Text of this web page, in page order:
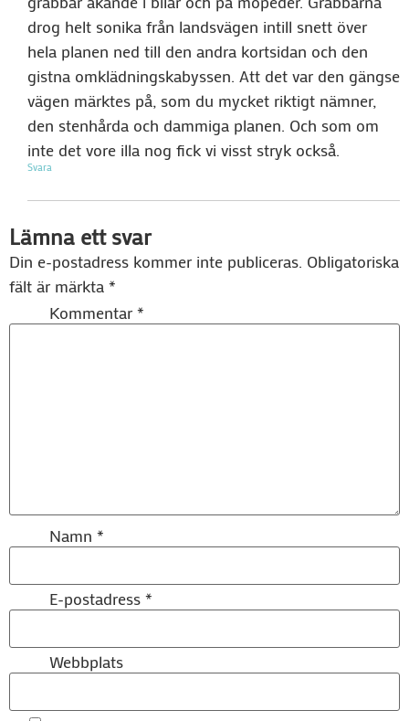
drog helt sonika från landsvägen intill snett över
hela planen ned till den andra kortsidan och den
gistna omklädningskabyssen. Att det var den gängse
vägen märktes på, som du mycket riktigt nämner,
den stenhårda och dammiga planen. Och som om
inte det vore illa nog fick vi visst stryk också.
Svara
Lämna ett svar
Din e-postadress kommer inte publiceras. Obligatoriska
fält är märkta *
Kommentar *
Namn *
E-postadress *
Webbplats